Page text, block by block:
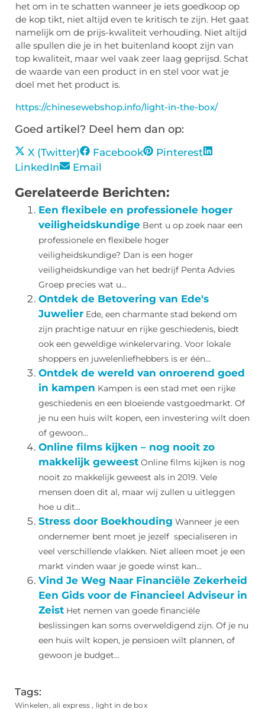
het om in te schatten wanneer je iets goedkoop op
de kop tikt, niet altijd even te kritisch te zijn. Het gaat
namelijk om de prijs-kwaliteit verhouding. Niet altijd
alle spullen die je in het buitenland koopt zijn van
top kwaliteit, maar wel vaak zeer laag geprijsd. Schat
de waarde van een product in en stel voor wat je
doel met het product is.
https://chinesewebshop.info/light-in-the-box/
Goed artikel? Deel hem dan op:
X (Twitter) Facebook
Pinterest
LinkedIn
Email
Gerelateerde Berichten:
Een flexibele en professionele hoger
veiligheidskundige Bent u op zoek naar een
professionele en flexibele hoger
veiligheidskundige? Dan is een hoger
veiligheidskundige van het bedrijf Penta Advies
Groep precies wat u...
Ontdek de Betovering van Ede's
Juwelier Ede, een charmante stad bekend om
zijn prachtige natuur en rijke geschiedenis, biedt
ook een geweldige winkelervaring. Voor lokale
shoppers en juwelenliefhebbers is er één...
Ontdek de wereld van onroerend goed
in kampen Kampen is een stad met een rijke
geschiedenis en een bloeiende vastgoedmarkt. Of
je nu een huis wilt kopen, een investering wilt doen
of gewoon...
Online films kijken – nog nooit zo
makkelijk geweest Online films kijken is nog
nooit zo makkelijk geweest als in 2019. Vele
mensen doen dit al, maar wij zullen u uitleggen
hoe u dit...
Stress door Boekhouding Wanneer je een
ondernemer bent moet je jezelf specialiseren in
veel verschillende vlakken. Niet alleen moet je een
markt vinden waar je goede winst kan...
Vind Je Weg Naar Financiële Zekerheid
Een Gids voor de Financieel Adviseur in
Zeist Het nemen van goede financiële
beslissingen kan soms overweldigend zijn. Of je nu
een huis wilt kopen, je pensioen wilt plannen, of
gewoon je budget...
Tags:
Winkelen,ali express , light in de box